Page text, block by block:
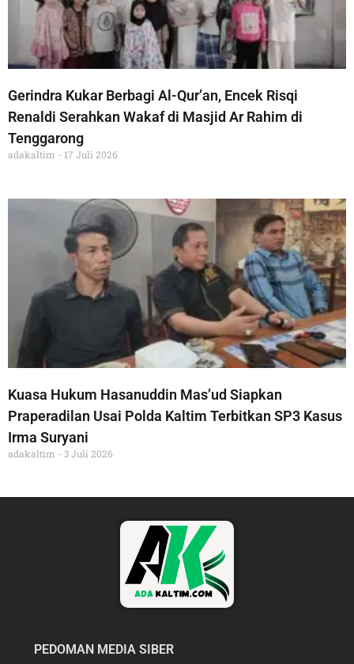
Gerindra Kukar Berbagi Al-Qur’an, Encek Risqi
Renaldi Serahkan Wakaf di Masjid Ar Rahim di
Tenggarong
adakaltim 17 Juli 2026
Kuasa Hukum Hasanuddin Mas’ud Siapkan
Praperadilan Usai Polda Kaltim Terbitkan SP3 Kasus
Irma Suryani
adakaltim 3 Juli 2026
PEDOMAN MEDIA SIBER